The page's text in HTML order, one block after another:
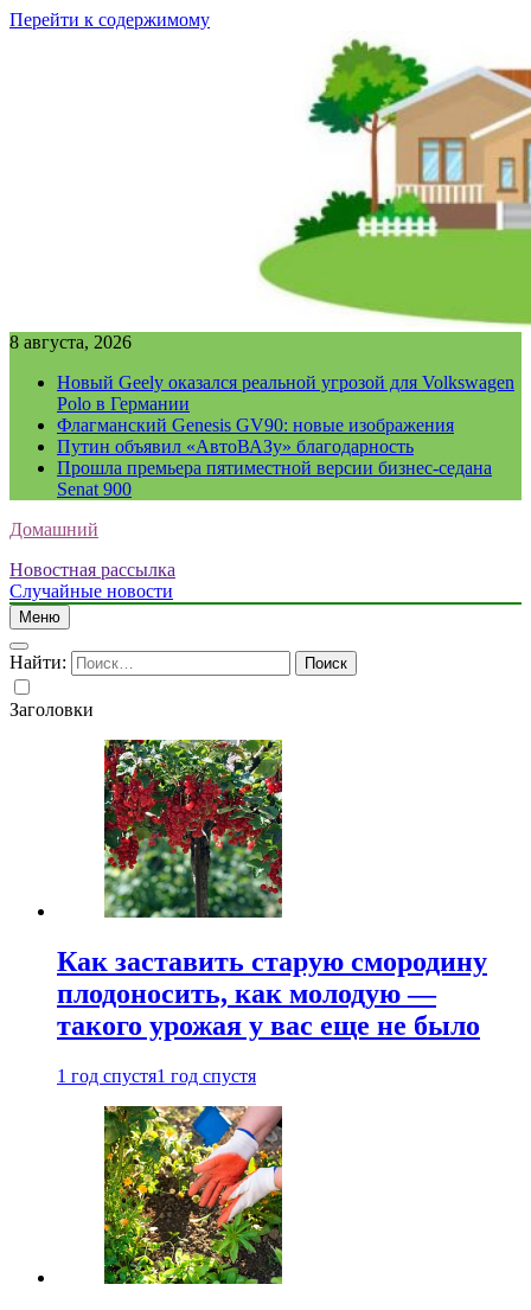
Перейти к содержимому
8 августа, 2026
Новый Geely оказался реальной угрозой для Volkswagen
Polo в Германии
Флагманский Genesis GV90: новые изображения
Путин объявил «АвтоВАЗу» благодарность
Прошла премьера пятиместной версии бизнес-седана
Senat 900
Домашний
Новостная рассылка
Случайные новости
Меню
Найти:
Заголовки
Как заставить старую смородину
плодоносить, как молодую —
такого урожая у вас еще не было
1 год спустя1 год спустя